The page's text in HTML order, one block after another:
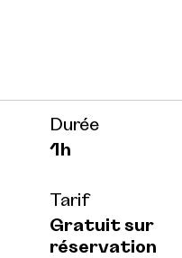
Durée
1h
Tarif
Gratuit sur
réservation